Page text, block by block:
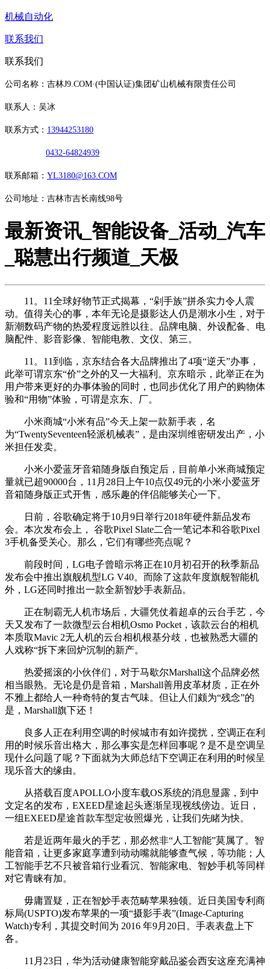
机械自动化
联系我们
联系我们
公司名称：吉林J9.COM·(中国认证)集团矿山机械有限责任公司
联系人：吴冰
联系方式： 13944253180
0432-64824939
联系邮箱： YL3180@163.COM
公司地址：吉林市吉长南线98号
最新资讯_智能设备_活动_汽车
_聪慧出行频道_天极
11。11全球好物节正式揭幕，“剁手族”拼杀实力令人震
动。值得关心的事，本年无论是摄影达人仍是潮水小生，对于
新潮数码产物的热爱程度远胜以往。品牌电脑、外设配备、电
脑配件、影音影像、智能电教、文仪、第三。
11。11到临，京东结合各大品牌推出了4项“逆天”办事，
此举可谓京东“价”之外的又一大福利。京东暗示，此举正在为
用户带来更好的办事体验的同时，也同步优化了用户的购物体
验和“用物”体验，可谓是京东、厂。
小米商城“小米有品”今天上架一款新手表，名
为“TwentySeventeen轻派机械表”，是由深圳维密研发出产，小
米担任发卖。
小米小爱蓝牙音箱随身版自预定后，目前单小米商城预定
量就已超90000台，11月28日上午10点仅49元的小米小爱蓝牙
音箱随身版正式开售，感乐趣的伴侣能够关心一下。
日前，谷歌确定将于10月9日举行2018年硬件新品发布
会。本次发布会上， 谷歌Pixel Slate二合一笔记本和谷歌Pixel
3手机备受关心。那么，它们有哪些亮点呢？
前段时间，LG电子曾暗示将正在10月初召开的秋季新品
发布会中推出旗舰机型LG V40。而除了这款年度旗舰智能机
外，LG还同时推出一款全新智妙手表新品。
正在制霸无人机市场后，大疆凭仗着超卓的云台手艺，今
天又发布了一款微型云台相机Osmo Pocket，该款云台的相机
本质取Mavic 2无人机的云台相机根基分歧，也被熟悉大疆的
人戏称“拆下来回炉沉制的新产。
热爱摇滚的小伙伴们，对于马歇尔Marshall这个品牌必然
相当眼熟。无论是仍是音箱，Marshall善用皮革材质，正在外
不雅上都给人一种奇特的复古气味。但让人们颇为“残念”的
是，Marshall旗下还！
良多人正在利用空调的时候城市有如许搅扰，空调正在利
用的时候乐音出格大，那么事实是怎样回事呢？是不是空调呈
现什么问题了呢？下面就为大师总结下空调正在利用的时候呈
现乐音大的缘由。
从搭载百度APOLLO小度车载OS系统的消息显露，到中
文定名的发布，EXEED星途起头逐渐呈现视线傍边。近日，
一组EXEED星途首款车型定妆照爆光，让我们先睹为快。
若是近两年最火的手艺，那必然非“人工智能”莫属了。智
能音箱，让更多家庭享遭到动动嘴就能够查气候，等功能；人
工智能手艺不只被音箱行业看沉、智能家电、智妙手机等同样
对它青睐有加。
毋庸置疑，正在智妙手表范畴苹果独领。近日美国专利商
标局(USPTO)发布苹果的一项“摄影手表”(Image-Capturing
Watch)专利，其提交时间为 2016 年9月20日。手表表盘上下
各。
11月23日，华为活动健康智能穿戴品鉴会西安这座充满神